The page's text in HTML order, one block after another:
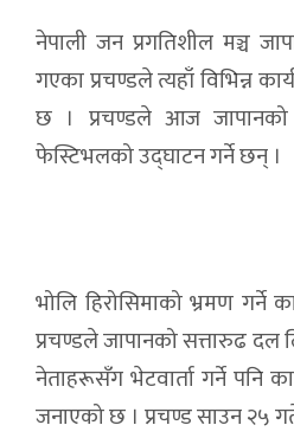
नेपाली जन प्रगतिशील मञ्च
गएका प्रचण्डले त्यहाँ विभिन्न
छ । प्रचण्डले आज
फेस्टिभलको उद्घाटन गर्ने छन् ।
भोलि हिरोसिमाको भ्रमण गर्ने
प्रचण्डले जापानको सत्तारुढ दल
नेताहरूसँग भेटवार्ता गर्ने पनि
जनाएको छ । प्रचण्ड साउन २५